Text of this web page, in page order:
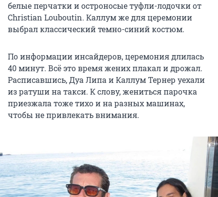
белые перчатки и остроносые туфли-лодочки от
Christian Louboutin. Каллум же для церемонии
выбрал классический темно-синий костюм.
По информации инсайдеров, церемония длилась
40 минут. Всё это время жених плакал и дрожал.
Расписавшись, Дуа Липа и Каллум Тернер уехали
из ратуши на такси. К слову, жениться парочка
приезжала тоже тихо и на разных машинах,
чтобы не привлекать внимания.